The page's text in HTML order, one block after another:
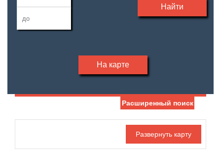
Найти
На карте
Расширенный поиск